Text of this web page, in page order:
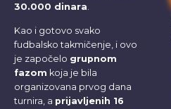
30.000 dinara
Kao i gotovo svako
fudbalsko takmičenje, i ovo
je započelo grupnom
fazom koja je bila
organizovana prvog dana
turnira, a prijavljenih 16